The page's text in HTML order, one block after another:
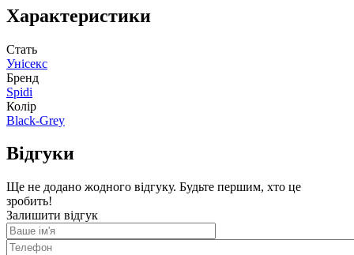
Характеристики
Стать
Унісекс
Бренд
Spidi
Колір
Black-Grey
Відгуки
Ще не додано жодного відгуку. Будьте першим, хто це
зробить!
Залишити відгук
Ваше
ім'я
Телефон